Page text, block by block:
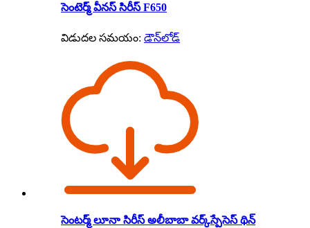
సెంటెర్మ్ వీనస్ సిరీస్ F650
విడుదల సమయం: డౌన్‌లోడ్
సెంటర్మ్ లూనా సిరీస్ అలీబాబా వర్క్‌స్పేసెస్ థిన్